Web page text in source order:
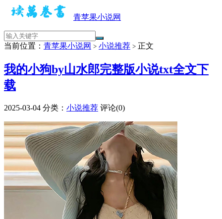
青苹果小说网
当前位置： 青苹果小说网 > 小说推荐 > 正文
我的小狗by山水郎完整版小说txt全文下
载
2025-03-04 分类： 小说推荐 评论(0)